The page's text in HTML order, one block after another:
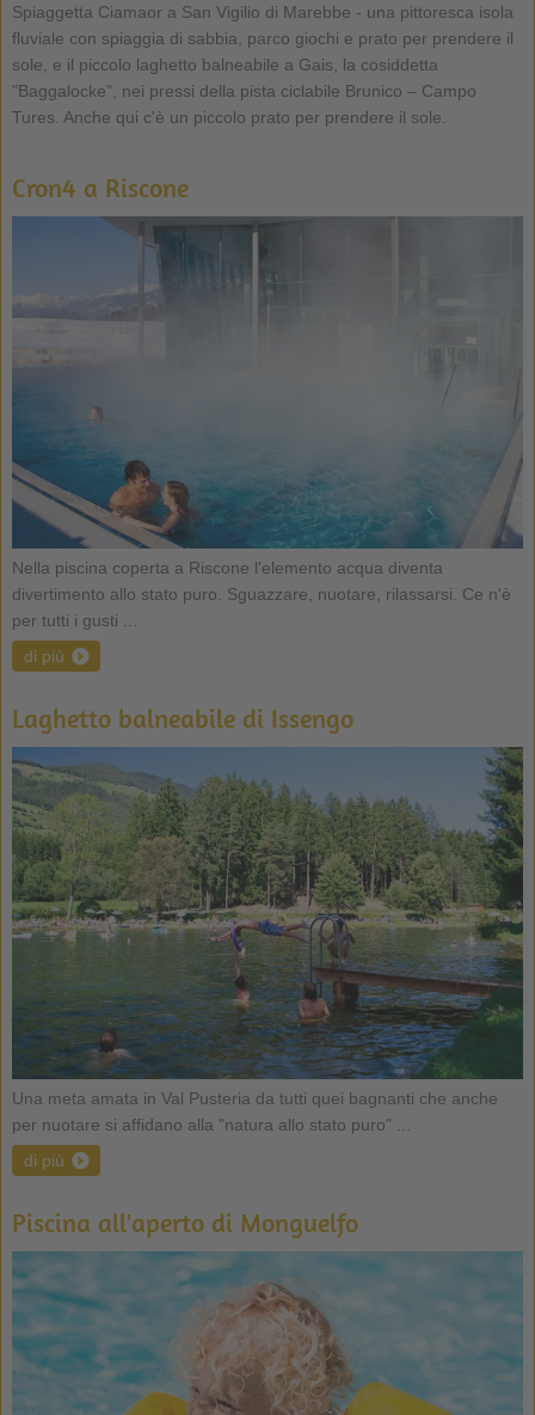
Spiaggetta Ciamaor a San Vigilio di Marebbe - una pittoresca isola
fluviale con spiaggia di sabbia, parco giochi e prato per prendere il
sole, e il piccolo laghetto balneabile a Gais, la cosiddetta
"Baggalocke", nei pressi della pista ciclabile Brunico – Campo
Tures. Anche qui c'è un piccolo prato per prendere il sole.
Cron4 a Riscone
Nella piscina coperta a Riscone l'elemento acqua diventa
divertimento allo stato puro. Sguazzare, nuotare, rilassarsi. Ce n'è
per tutti i gusti ...
di più
Laghetto balneabile di Issengo
Una meta amata in Val Pusteria da tutti quei bagnanti che anche
per nuotare si affidano alla "natura allo stato puro" ...
di più
Piscina all'aperto di Monguelfo